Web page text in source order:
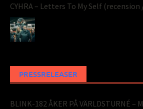
CYHRA – Letters To My Self
PRESSRELEASER
BLINK-182 ÅKER PÅ VÄRLDSTURNÉ –